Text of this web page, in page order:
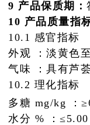
9 产品保质期：
10 产品质量指
10.1 感官指标
外观 ： 淡黄色
气味 ： 具有芦
10.2 理化指标
多糖 mg/kg ：
水分 % ： ≤5.00